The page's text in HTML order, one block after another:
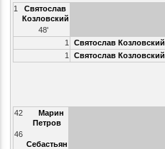
1
Святослав
Козловский
48'
1
Святослав Козловский
1
Святослав Козловский
42
Марин
Петров
46
Себастьян